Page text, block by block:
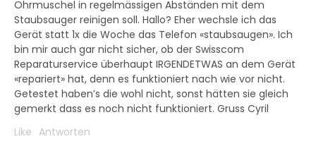
Ohrmuschel in regelmässigen Abständen mit dem
Staubsauger reinigen soll. Hallo? Eher wechsle ich das
Gerät statt 1x die Woche das Telefon «staubsaugen». Ich
bin mir auch gar nicht sicher, ob der Swisscom
Reparaturservice überhaupt IRGENDETWAS an dem Gerät
«repariert» hat, denn es funktioniert nach wie vor nicht.
Getestet haben’s die wohl nicht, sonst hätten sie gleich
gemerkt dass es noch nicht funktioniert. Gruss Cyril
Like Antworten